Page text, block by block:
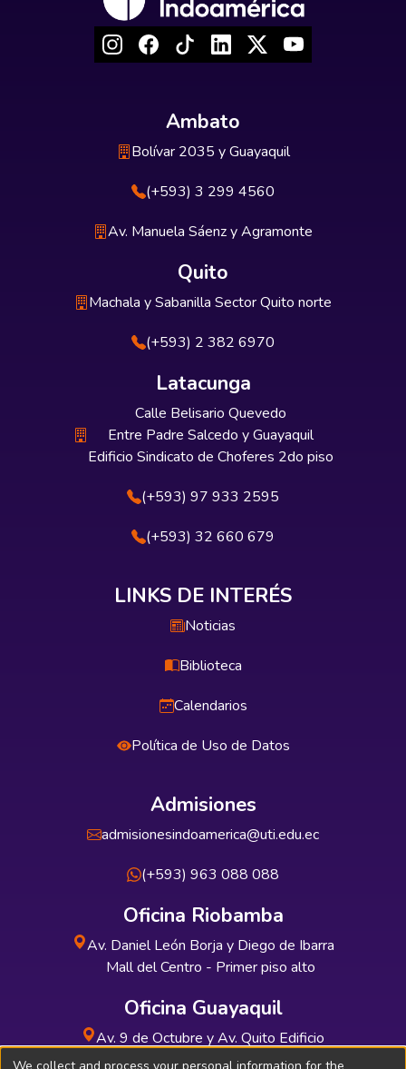
Ambato
Bolívar 2035 y Guayaquil
(+593) 3 299 4560
Av. Manuela Sáenz y Agramonte
Quito
Machala y Sabanilla Sector Quito norte
(+593) 2 382 6970
Latacunga
Calle Belisario Quevedo
Entre Padre Salcedo y Guayaquil
Edificio Sindicato de Choferes 2do piso
(+593) 97 933 2595
(+593) 32 660 679
LINKS DE INTERÉS
Noticias
Biblioteca
Calendarios
Política de Uso de Datos
Admisiones
admisionesindoamerica@uti.edu.ec
(+593) 963 088 088
Oficina Riobamba
Av. Daniel León Borja y Diego de Ibarra
Mall del Centro - Primer piso alto
Oficina Guayaquil
Av. 9 de Octubre y Av. Quito Edificio
INDUAUTO - Planta baja